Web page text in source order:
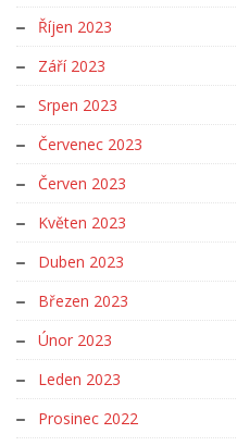
Říjen 2023
Září 2023
Srpen 2023
Červenec 2023
Červen 2023
Květen 2023
Duben 2023
Březen 2023
Únor 2023
Leden 2023
Prosinec 2022